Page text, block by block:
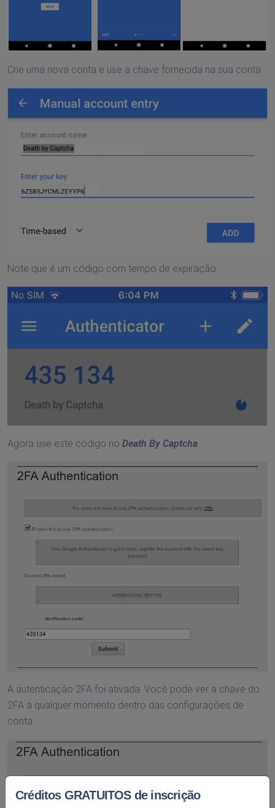
Crie uma nova conta e use a chave fornecida na sua conta
Note que é um código com tempo de expiração.
Agora use este código no Death By Captcha
A autenticação 2FA foi ativada. Você pode ver a chave do
2FA a qualquer momento dentro das configurações de
conta.
Créditos GRATUITOS de inscrição